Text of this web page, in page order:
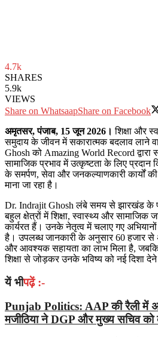
4.7k
SHARES
5.9k
VIEWS
Share on WhatsaapShare on Facebook
अमृतसर, पंजाब, 15 जून 2026। शिक्षा और
समुदाय के जीवन में सकारात्मक बदलाव लाने
Ghosh को Amazing World Record द्वारा
सामाजिक प्रभाव में उत्कृष्टता के लिए प्रदान
के समर्पण, सेवा और जनकल्याणकारी कार्यों
माना जा रहा है।
Dr. Indrajit Ghosh लंबे समय से झारखंड के
बहुल क्षेत्रों में शिक्षा, स्वास्थ्य और सामाजिक
कार्यरत हैं। उनके नेतृत्व में चलाए गए
है। उपलब्ध जानकारी के अनुसार 60 हजार से
और आवश्यक सहायता का लाभ मिला है,
शिक्षा से जोड़कर उनके भविष्य को नई दिशा
यें भीपढ़ें :-
Punjab Politics: AAP की रैली में
मजीठिया ने DGP और मुख्य सचिव को